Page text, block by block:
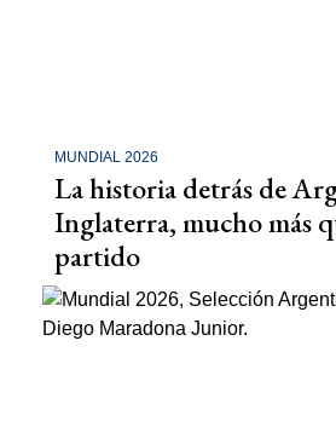
MUNDIAL 2026
La historia detrás de
Inglaterra, mucho más
partido